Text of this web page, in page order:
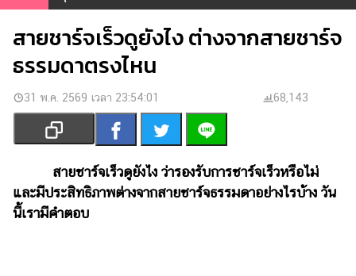
ผล
บอล
สด
การ
เงิน
การ
บันเทิง
สายชาร์จเร็วดูยังไง ต่างจากสายชาร์จ
ธรรมดาตรงไหน
31 พ.ค. 2569 เวลา 23:54:01 68,143
สายชาร์จเร็วดูยังไง ว่ารองรับการชาร์จเร็วหรือไม่
และมีประสิทธิภาพต่างจากสายชาร์จธรรมดาอย่างไรบ้าง วัน
นี้เรามีคำตอบ